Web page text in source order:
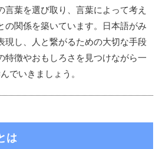
言葉を選び取り、言葉によって考え
の関係を築いています。日本語がみ
現し、人と繋がるための大切な手段
特徴やおもしろさを見つけながら一
でいきましょう。
は